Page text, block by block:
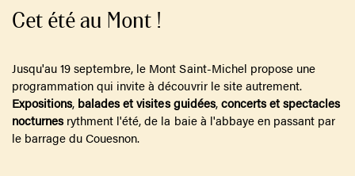
Cet été au Mont !
Jusqu'au 19 septembre, le Mont Saint-Michel propose une
programmation qui invite à découvrir le site autrement.
Expositions, balades et visites guidées,concerts et spectacles
nocturnesrythment l'été, de la baie à l'abbaye en passant par
le barrage du Couesnon.